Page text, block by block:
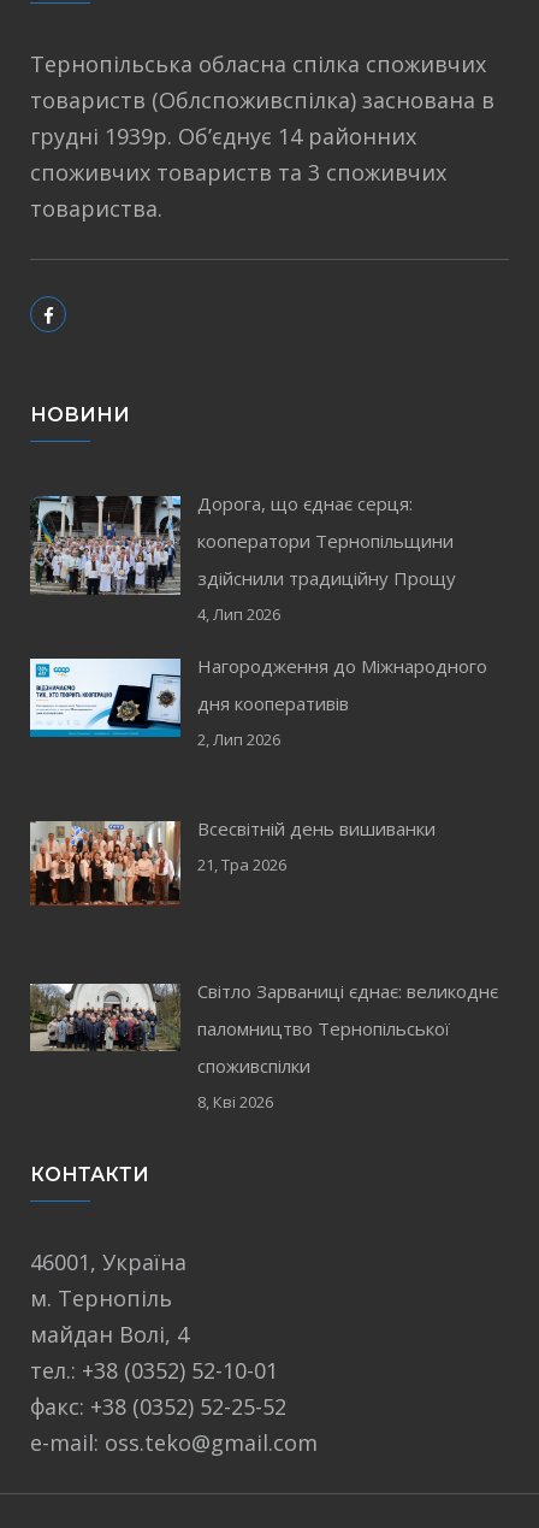
Тернопільська обласна спілка споживчих
товариств (Облспоживспілка) заснована в
грудні 1939р. Об’єднує 14 районних
споживчих товариств та 3 споживчих
товариства.
НОВИНИ
Дорога, що єднає серця:
кооператори Тернопільщини
здійснили традиційну Прощу
4, Лип 2026
Нагородження до Міжнародного
дня кооперативів
2, Лип 2026
Всесвітній день вишиванки
21, Тра 2026
Світло Зарваниці єднає: великоднє
паломництво Тернопільської
споживспілки
8, Кві 2026
КОНТАКТИ
46001, Україна
м. Тернопіль
майдан Волі, 4
тел.: +38 (0352) 52-10-01
факс: +38 (0352) 52-25-52
e-mail: oss.teko@gmail.com